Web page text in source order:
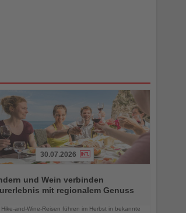
30.07.2026
und Wein verbinden
mit regionalem Genuss
Hike-and-Wine-Reisen führen im Herbst in bekannte